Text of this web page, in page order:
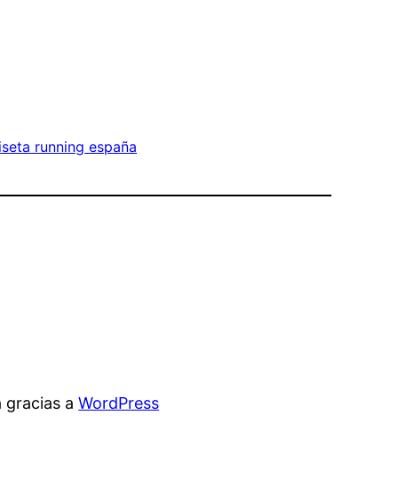
running españa
gracias aWordPress